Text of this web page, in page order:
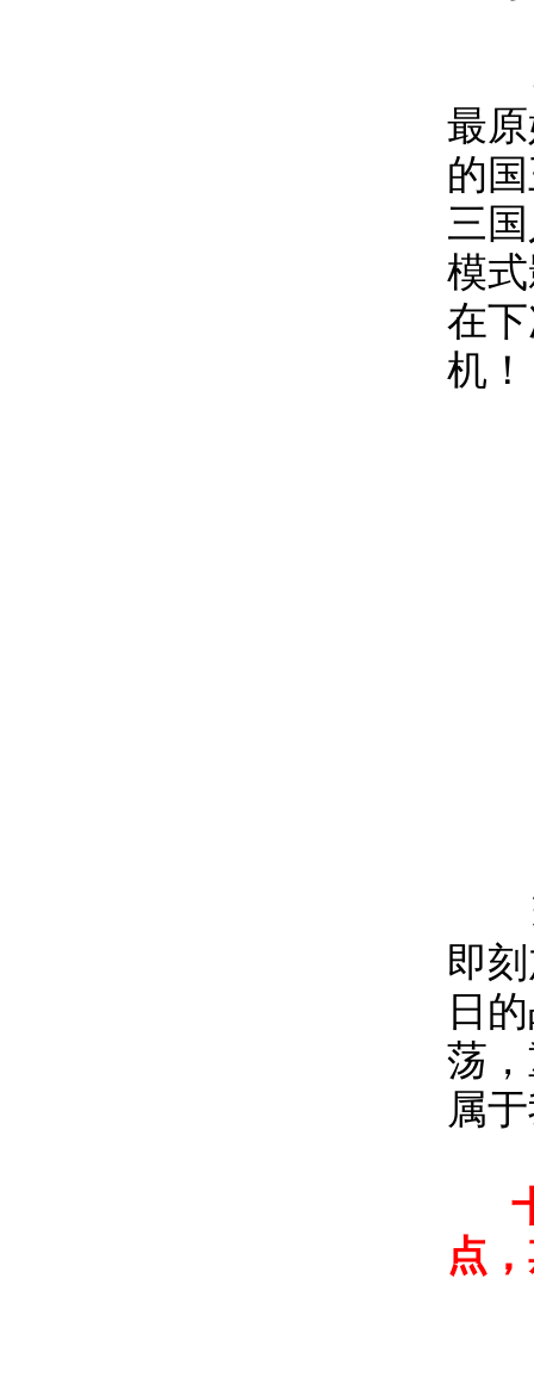
本
最
的
三
模
在
机！
现
即
日
荡
属
点